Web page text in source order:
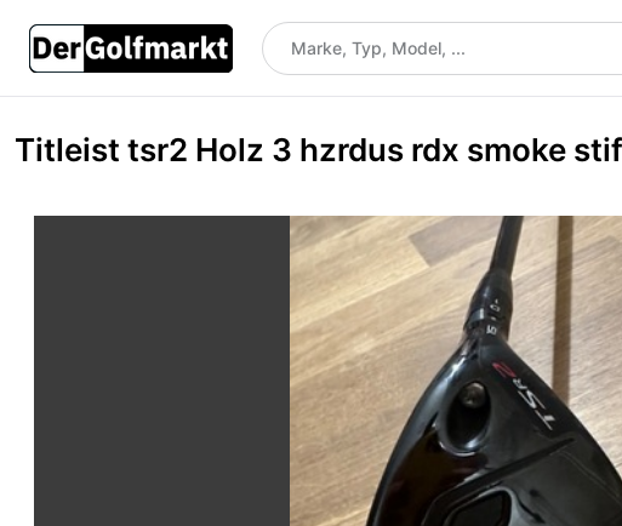
Titleist tsr2 Holz 3 hzrdus rdx smoke